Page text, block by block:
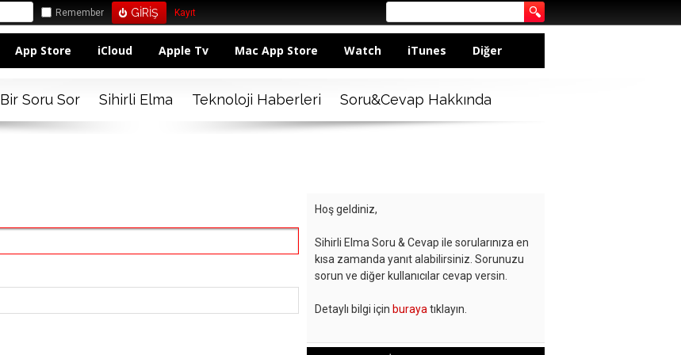
Remember Kayıt
App Store iCloud Apple Tv Mac App Store Watch iTunes Diğer
Bir Soru Sor Sihirli Elma Teknoloji Haberleri Soru&Cevap Hakkında
Hoş geldiniz,
Sihirli Elma Soru & Cevap ile sorularınıza en
kısa zamanda yanıt alabilirsiniz. Sorunuzu
sorun ve diğer kullanıcılar cevap versin.
Detaylı bilgi için buraya tıklayın.